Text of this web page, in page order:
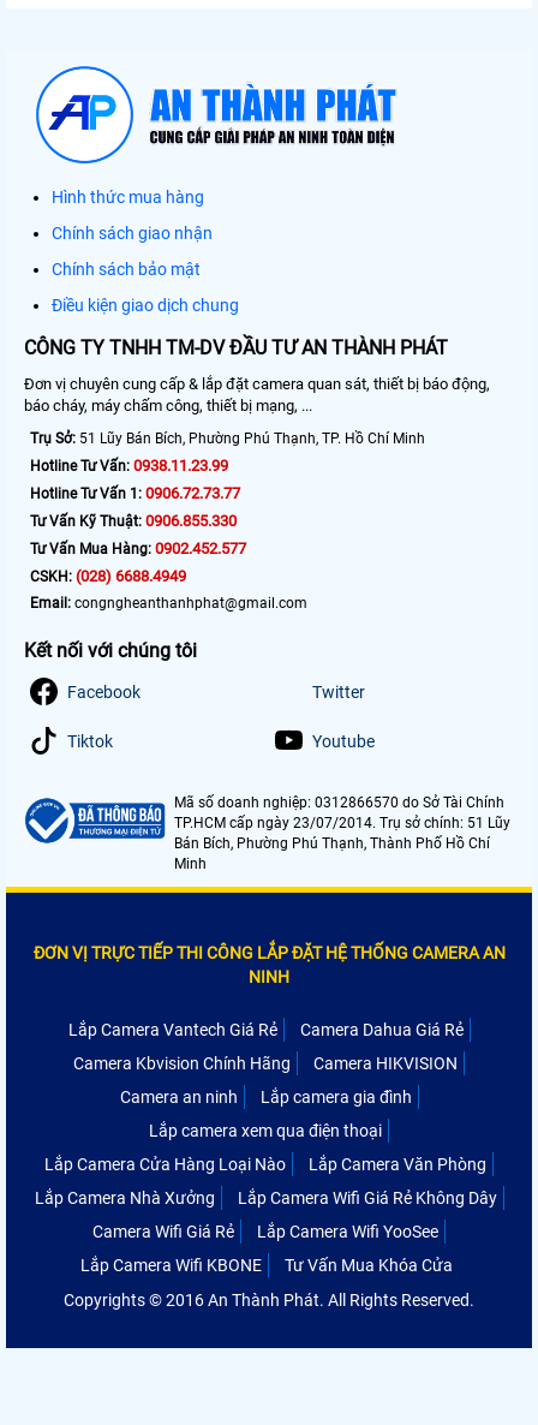
Hình thức mua hàng
Chính sách giao nhận
Chính sách bảo mật
Điều kiện giao dịch chung
CÔNG TY TNHH TM-DV ĐẦU TƯ AN THÀNH PHÁT
Đơn vị chuyên cung cấp & lắp đặt camera quan sát, thiết bị báo động,
báo cháy, máy chấm công, thiết bị mạng, ...
Trụ Sở: 51 Lũy Bán Bích, Phường Phú Thạnh, TP. Hồ Chí Minh
Hotline Tư Vấn: 0938.11.23.99
Hotline Tư Vấn 1: 0906.72.73.77
Tư Vấn Kỹ Thuật: 0906.855.330
Tư Vấn Mua Hàng: 0902.452.577
CSKH: (028) 6688.4949
Email: congngheanthanhphat@gmail.com
Kết nối với chúng tôi
Facebook Twitter
Tiktok Youtube
Mã số doanh nghiệp: 0312866570 do Sở Tài Chính
TP.HCM cấp ngày 23/07/2014. Trụ sở chính: 51 Lũy
Bán Bích, Phường Phú Thạnh, Thành Phố Hồ Chí
Minh
ĐƠN VỊ TRỰC TIẾP THI CÔNG LẮP ĐẶT HỆ THỐNG CAMERA AN
NINH
Lắp Camera Vantech Giá Rẻ
Camera Dahua Giá Rẻ
Camera Kbvision Chính Hãng
Camera HIKVISION
Camera an ninh
Lắp camera gia đình
Lắp camera xem qua điện thoại
Lắp Camera Cửa Hàng Loại Nào
Lắp Camera Văn Phòng
Lắp Camera Nhà Xưởng
Lắp Camera Wifi Giá Rẻ Không Dây
Camera Wifi Giá Rẻ
Lắp Camera Wifi YooSee
Lắp Camera Wifi KBONE
Tư Vấn Mua Khóa Cửa
Copyrights © 2016 An Thành Phát. All Rights Reserved.